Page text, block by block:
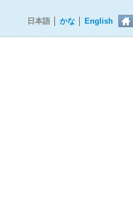
日本語 かな English